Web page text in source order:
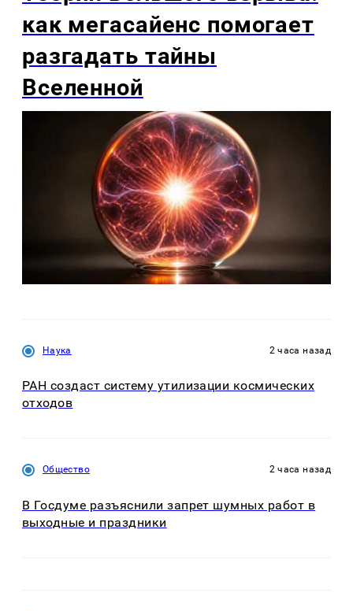
как мегасайенс помогает
разгадать тайны
Вселенной
Наука 2 часа назад
РАН создаст систему утилизации космических
отходов
Общество 2 часа назад
В Госдуме разъяснили запрет шумных работ в
выходные и праздники